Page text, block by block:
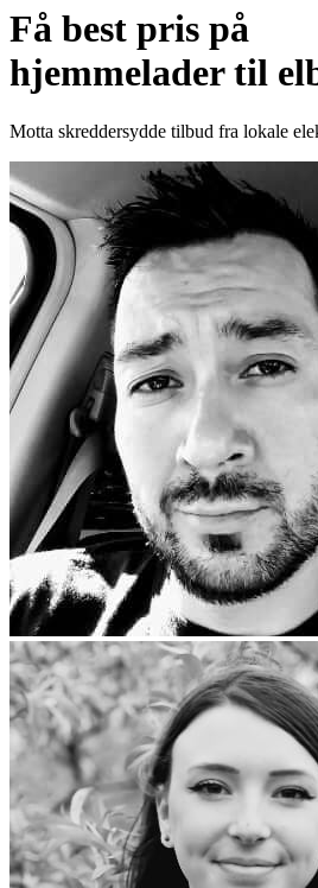
Få best pris på
hjemmelader til
Motta skreddersydde tilbud fra lokale